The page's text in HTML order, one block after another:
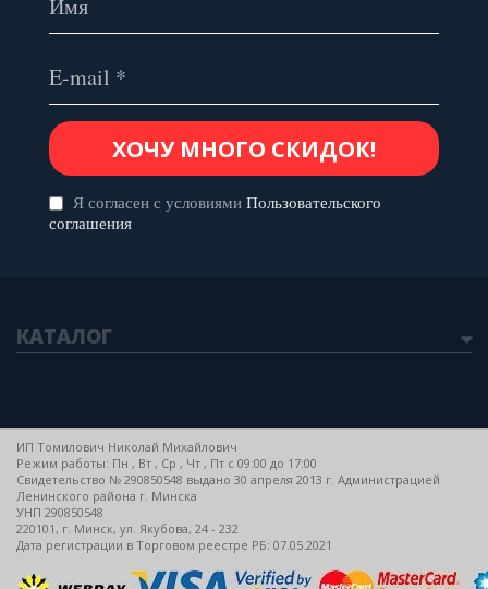
Я согласен с условиями Пользовательского
соглашения
КАТАЛОГ
ИП Томилович Николай Михайлович
Режим работы: Пн , Вт , Ср , Чт , Пт c 09:00 до 17:00
Свидетельство № 290850548 выдано 30 апреля 2013 г. Администрацией
Ленинского района г. Минска
УНП 290850548
220101, г. Минск, ул. Якубова, 24 - 232
Дата регистрации в Торговом реестре РБ: 07.05.2021